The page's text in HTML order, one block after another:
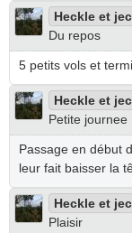
Heckle et
Du repos
5 petits vols et
Heckle et
Petite journee
Passage en début
leur fait baisser la
Heckle et
Plaisir